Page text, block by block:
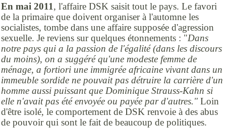
En mai 2011, l'affaire DSK saisit tout le pays. Le favori
de la primaire que doivent organiser à l'automne les
socialistes, tombe dans une affaire supposée d'agression
sexuelle. Je reviens sur quelques étonnements : "Dans
notre pays qui a la passion de l'égalité (dans les discours
du moins), on a suggéré qu'une modeste femme de
ménage, a fortiori une immigrée africaine vivant dans un
immeuble sordide ne pouvait pas détruire la carrière d'un
homme aussi puissant que Dominique Strauss-Kahn si
elle n'avait pas été envoyée ou payée par d'autres." Loin
d'être isolé, le comportement de DSK renvoie à des abus
de pouvoir qui sont le fait de beaucoup de politiques.